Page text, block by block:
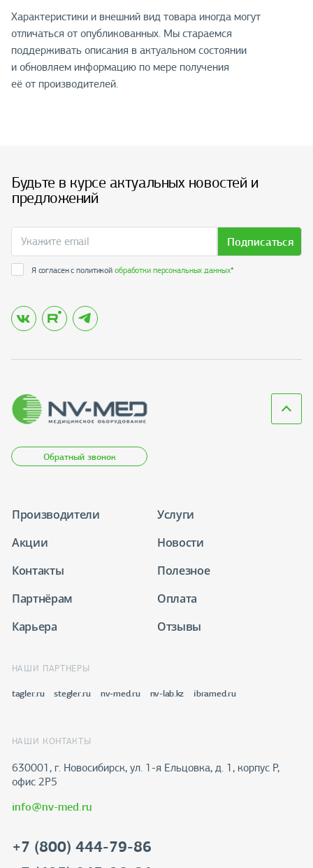
Характеристики и внешний вид товара иногда могут
отличаться от опубликованных. Мы стараемся
поддерживать описания в актуальном состоянии
и обновляем информацию по мере получения
её от производителей.
Будьте в курсе актуальных новостей и
предложений
Подписаться
Я согласен с политикойобработки персональных данных*
Обратный звонок
Производители
Услуги
Акции
Новости
Контакты
Полезное
Партнёрам
Оплата
Карьера
Отзывы
НАШИ ПАРТНЕРЫ
tagler.ru stegler.ru nv-med.ru nv-lab.kz ibramed.ru
НАШИ КОНТАКТЫ
630001, г. Новосибирск, ул. 1-я Ельцовка, д. 1, корпус Р,
офис 2Р5
info@nv-med.ru
+7 (800) 444-79-86